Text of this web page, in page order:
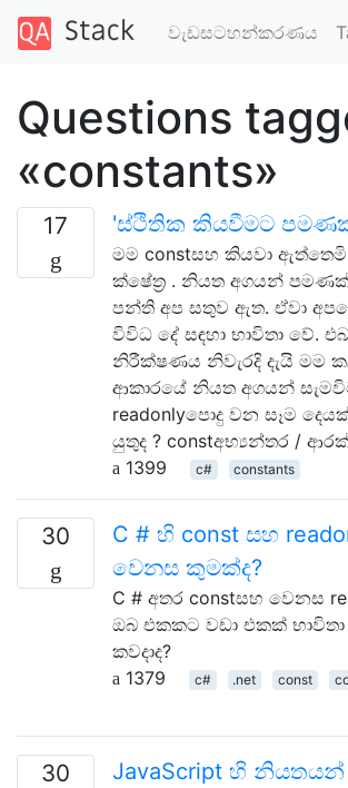
වැඩසටහන්කරණය
Questions
«constants»
17 'ස්ථිතික කියවීමට
මම constසහ කියවා
ක්ෂේත්‍ර . නියත අගයන්
පන්ති අප සතුව ඇත. ඒවා
විවිධ දේ සඳහා භාවිතා වේ.
නිරීක්ෂණය නිවැරදි දැයි මම
ආකාරයේ නියත අගයන්
readonlyපොදු වන සෑම
යුතුද ? constඅභ්‍යන්තර /
1399
c# constants
30
C # හි const සහ
වෙනස කුමක්ද?
C # අතර constසහ වෙනස
ඔබ එකකට වඩා එකක්
කවදාද?
1379
c# .net const
30 JavaScript හි නියතයන්